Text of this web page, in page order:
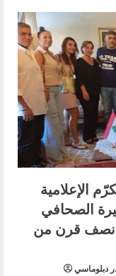
الإعلامية
الصحافي
نصف قرن من
دبلوماسي